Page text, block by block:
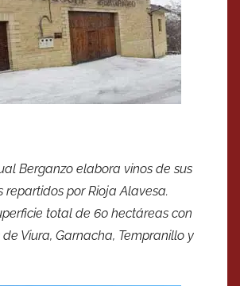
Berganzo elabora vinos de sus
repartidos por Rioja Alavesa.
total de 60 hectáreas con
Viura, Garnacha, Tempranillo y